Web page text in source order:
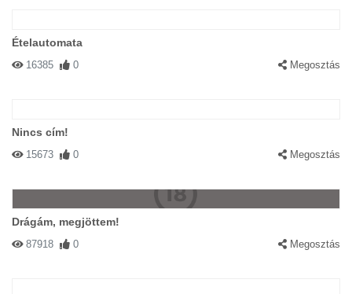
Ételautomata
16385 0 Megosztás
Nincs cím!
15673 0 Megosztás
Drágám, megjöttem!
87918 0 Megosztás